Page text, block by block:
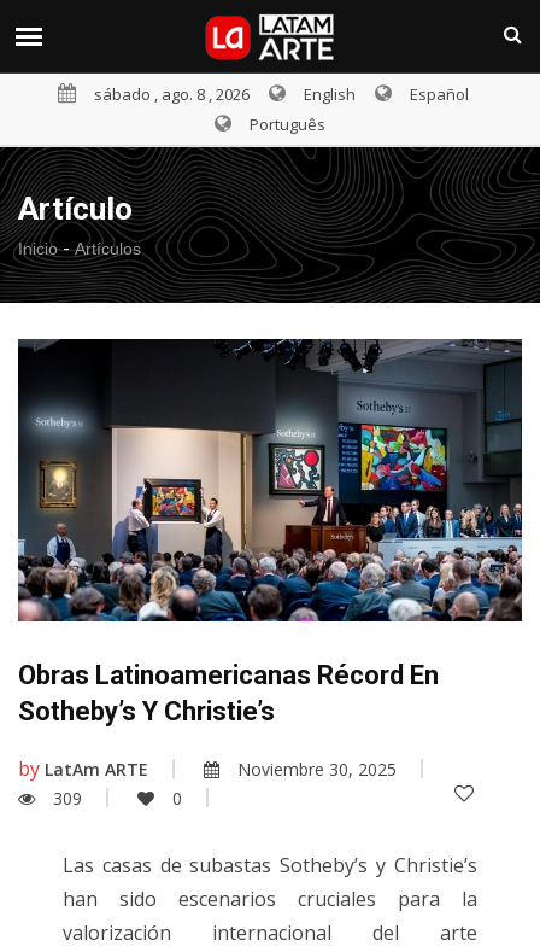
sábado , ago. 8 , 2026 English
Español
Português
Artículo
Inicio- Artículos
Obras Latinoamericanas Récord En
Sotheby’s Y Christie’s
by LatAm ARTE
Noviembre 30, 2025
309
0
Las casas de subastas Sotheby’s y Christie’s
han sido escenarios cruciales para la
valorización internacional del arte